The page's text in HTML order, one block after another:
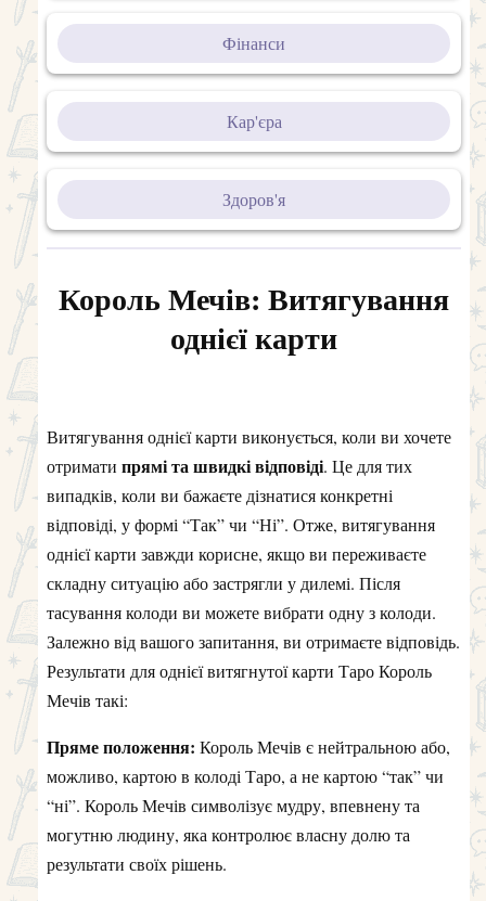
Фінанси
Кар'єра
Здоров'я
Король Мечів: Витягування
однієї карти
Витягування однієї карти виконується, коли ви хочете
отримати прямі та швидкі відповіді. Це для тих
випадків, коли ви бажаєте дізнатися конкретні
відповіді, у формі “Так” чи “Ні”. Отже, витягування
однієї карти завжди корисне, якщо ви переживаєте
складну ситуацію або застрягли у дилемі. Після
тасування колоди ви можете вибрати одну з колоди.
Залежно від вашого запитання, ви отримаєте відповідь.
Результати для однієї витягнутої карти Таро Король
Мечів такі:
Пряме положення: Король Мечів є нейтральною або,
можливо, картою в колоді Таро, а не картою “так” чи
“ні”. Король Мечів символізує мудру, впевнену та
могутню людину, яка контролює власну долю та
результати своїх рішень.